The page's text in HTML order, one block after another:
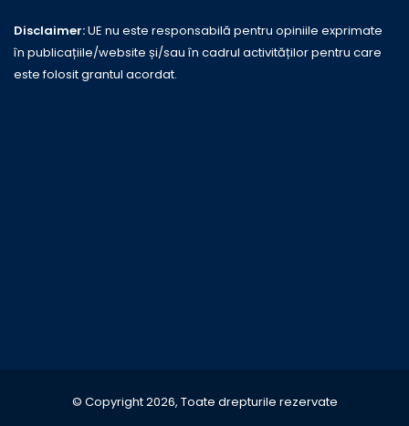
Disclaimer:UE nu este responsabilă pentru opiniile exprimate
în publicațiile/website și/sau în cadrul activităților pentru care
este folosit grantul acordat.
© Copyright 2026, Toate drepturile rezervate